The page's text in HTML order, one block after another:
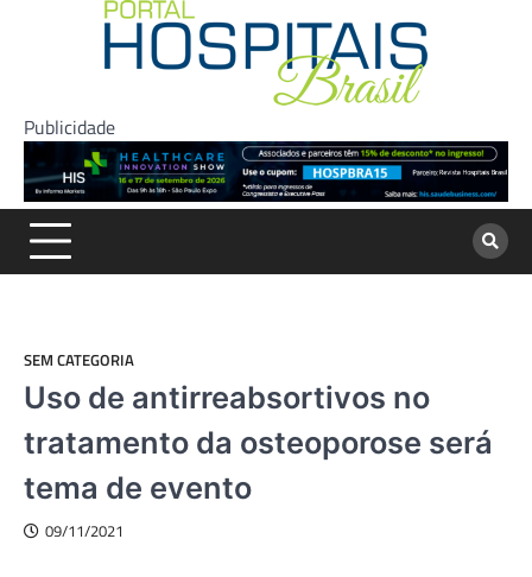
Publicidade
SEM CATEGORIA
Uso de antirreabsortivos no
tratamento da osteoporose será
tema de evento
09/11/2021